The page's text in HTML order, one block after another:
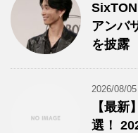
アンバ
を披露
2026/08/05
【最
選！